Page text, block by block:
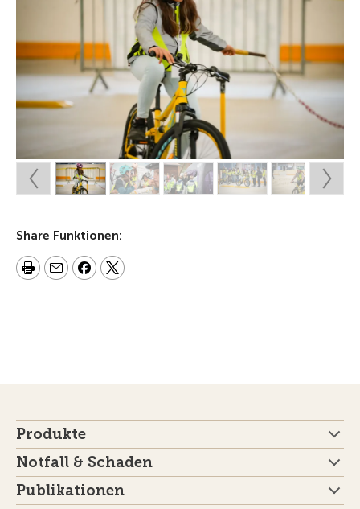
Share Funktionen:
Produkte
Notfall & Schaden
Publikationen